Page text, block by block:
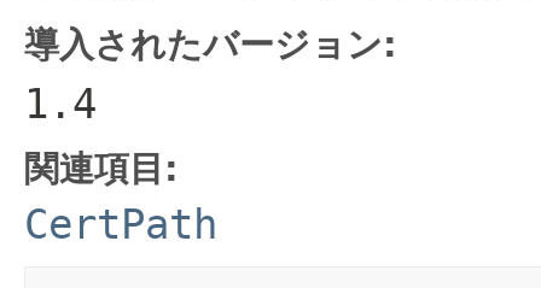
導入されたバージョン:
1.4
関連項目:
CertPath